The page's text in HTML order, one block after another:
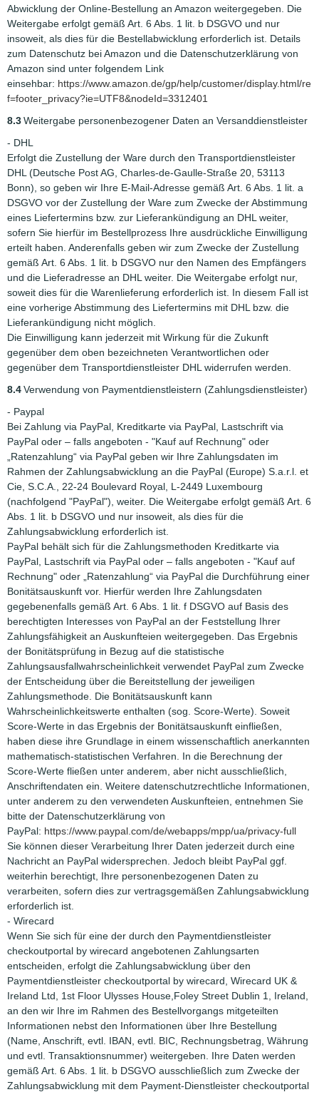
Abwicklung der Online-Bestellung an Amazon weitergegeben. Die
Weitergabe erfolgt gemäß Art. 6 Abs. 1 lit. b DSGVO und nur
insoweit, als dies für die Bestellabwicklung erforderlich ist. Details
zum Datenschutz bei Amazon und die Datenschutzerklärung von
Amazon sind unter folgendem Link
einsehbar: https://www.amazon.de/gp/help/customer/display.html/re
f=footer_privacy?ie=UTF8&nodeId=3312401
8.3Weitergabe personenbezogener Daten an Versanddienstleister
- DHL
Erfolgt die Zustellung der Ware durch den Transportdienstleister
DHL (Deutsche Post AG, Charles-de-Gaulle-Straße 20, 53113
Bonn), so geben wir Ihre E-Mail-Adresse gemäß Art. 6 Abs. 1 lit. a
DSGVO vor der Zustellung der Ware zum Zwecke der Abstimmung
eines Liefertermins bzw. zur Lieferankündigung an DHL weiter,
sofern Sie hierfür im Bestellprozess Ihre ausdrückliche Einwilligung
erteilt haben. Anderenfalls geben wir zum Zwecke der Zustellung
gemäß Art. 6 Abs. 1 lit. b DSGVO nur den Namen des Empfängers
und die Lieferadresse an DHL weiter. Die Weitergabe erfolgt nur,
soweit dies für die Warenlieferung erforderlich ist. In diesem Fall ist
eine vorherige Abstimmung des Liefertermins mit DHL bzw. die
Lieferankündigung nicht möglich.
Die Einwilligung kann jederzeit mit Wirkung für die Zukunft
gegenüber dem oben bezeichneten Verantwortlichen oder
gegenüber dem Transportdienstleister DHL widerrufen werden.
8.4Verwendung von Paymentdienstleistern (Zahlungsdienstleister)
- Paypal
Bei Zahlung via PayPal, Kreditkarte via PayPal, Lastschrift via
PayPal oder – falls angeboten - "Kauf auf Rechnung" oder
„Ratenzahlung“ via PayPal geben wir Ihre Zahlungsdaten im
Rahmen der Zahlungsabwicklung an die PayPal (Europe) S.a.r.l. et
Cie, S.C.A., 22-24 Boulevard Royal, L-2449 Luxembourg
(nachfolgend "PayPal"), weiter. Die Weitergabe erfolgt gemäß Art. 6
Abs. 1 lit. b DSGVO und nur insoweit, als dies für die
Zahlungsabwicklung erforderlich ist.
PayPal behält sich für die Zahlungsmethoden Kreditkarte via
PayPal, Lastschrift via PayPal oder – falls angeboten - "Kauf auf
Rechnung" oder „Ratenzahlung“ via PayPal die Durchführung einer
Bonitätsauskunft vor. Hierfür werden Ihre Zahlungsdaten
gegebenenfalls gemäß Art. 6 Abs. 1 lit. f DSGVO auf Basis des
berechtigten Interesses von PayPal an der Feststellung Ihrer
Zahlungsfähigkeit an Auskunfteien weitergegeben. Das Ergebnis
der Bonitätsprüfung in Bezug auf die statistische
Zahlungsausfallwahrscheinlichkeit verwendet PayPal zum Zwecke
der Entscheidung über die Bereitstellung der jeweiligen
Zahlungsmethode. Die Bonitätsauskunft kann
Wahrscheinlichkeitswerte enthalten (sog. Score-Werte). Soweit
Score-Werte in das Ergebnis der Bonitätsauskunft einfließen,
haben diese ihre Grundlage in einem wissenschaftlich anerkannten
mathematisch-statistischen Verfahren. In die Berechnung der
Score-Werte fließen unter anderem, aber nicht ausschließlich,
Anschriftendaten ein. Weitere datenschutzrechtliche Informationen,
unter anderem zu den verwendeten Auskunfteien, entnehmen Sie
bitte der Datenschutzerklärung von
PayPal: https://www.paypal.com/de/webapps/mpp/ua/privacy-full
Sie können dieser Verarbeitung Ihrer Daten jederzeit durch eine
Nachricht an PayPal widersprechen. Jedoch bleibt PayPal ggf.
weiterhin berechtigt, Ihre personenbezogenen Daten zu
verarbeiten, sofern dies zur vertragsgemäßen Zahlungsabwicklung
erforderlich ist.
- Wirecard
Wenn Sie sich für eine der durch den Paymentdienstleister
checkoutportal by wirecard angebotenen Zahlungsarten
entscheiden, erfolgt die Zahlungsabwicklung über den
Paymentdienstleister checkoutportal by wirecard, Wirecard UK &
Ireland Ltd, 1st Floor Ulysses House,Foley Street Dublin 1, Ireland,
an den wir Ihre im Rahmen des Bestellvorgangs mitgeteilten
Informationen nebst den Informationen über Ihre Bestellung
(Name, Anschrift, evtl. IBAN, evtl. BIC, Rechnungsbetrag, Währung
und evtl. Transaktionsnummer) weitergeben. Ihre Daten werden
gemäß Art. 6 Abs. 1 lit. b DSGVO ausschließlich zum Zwecke der
Zahlungsabwicklung mit dem Payment-Dienstleister checkoutportal